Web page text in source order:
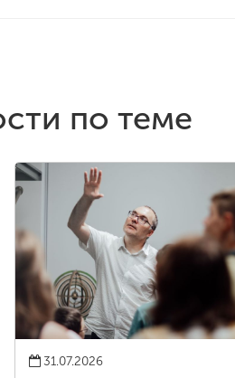
по теме
31.07.2026